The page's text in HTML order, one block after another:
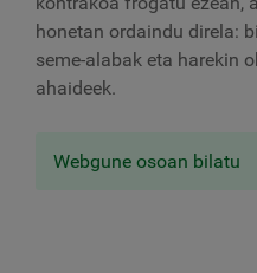
honetan ordaindu direla:
seme-alabak eta harekin
ahaideek.
Webgune osoan bilatu